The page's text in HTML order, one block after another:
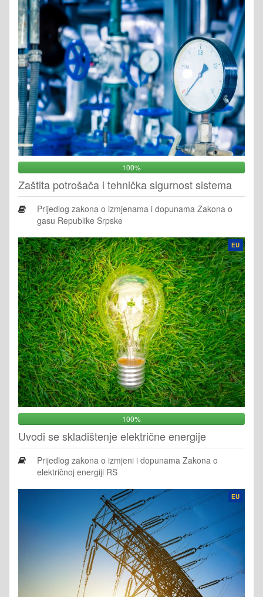
100%
Zaštita potrošača i tehnička sigurnost sistema
Prijedlog zakona o izmjenama i dopunama Zakona o
gasu Republike Srpske
EU
100%
Uvodi se skladištenje električne energije
Prijedlog zakona o izmjeni i dopunama Zakona o
električnoj energiji RS
EU